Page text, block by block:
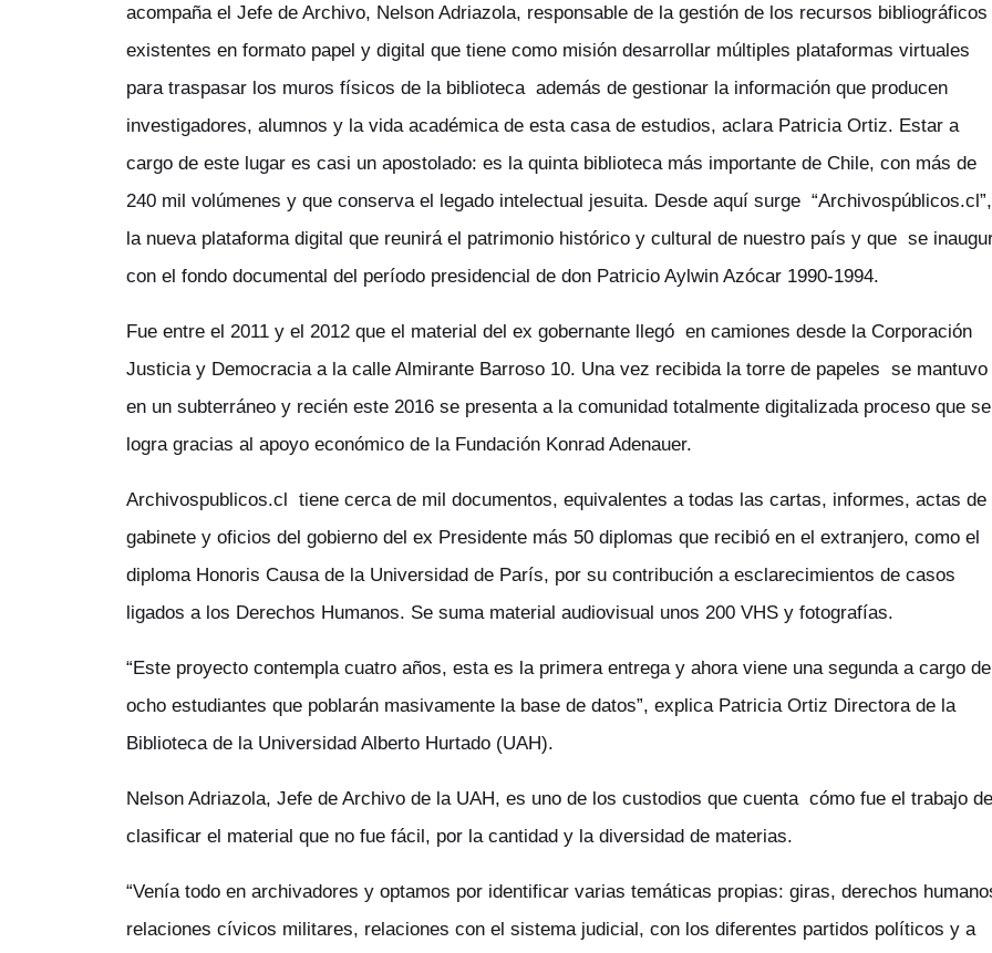
acompaña el Jefe de Archivo, Nelson Adriazola, responsable de la gestión de los recursos bibliográficos
existentes en formato papel y digital que tiene como misión desarrollar múltiples plataformas virtuales
para traspasar los muros físicos de la biblioteca además de gestionar la información que producen
investigadores, alumnos y la vida académica de esta casa de estudios, aclara Patricia Ortiz. Estar a
cargo de este lugar es casi un apostolado: es la quinta biblioteca más importante de Chile, con más de
240 mil volúmenes y que conserva el legado intelectual jesuita. Desde aquí surge “Archivospúblicos.cl”,
la nueva plataforma digital que reunirá el patrimonio histórico y cultural de nuestro país y que se
con el fondo documental del período presidencial de don Patricio Aylwin Azócar 1990-1994.
Fue entre el 2011 y el 2012 que el material del ex gobernante llegó en camiones desde la Corporación
Justicia y Democracia a la calle Almirante Barroso 10. Una vez recibida la torre de papeles se mantuvo
en un subterráneo y recién este 2016 se presenta a la comunidad totalmente digitalizada proceso que se
logra gracias al apoyo económico de la Fundación Konrad Adenauer.
Archivospublicos.cl tiene cerca de mil documentos, equivalentes a todas las cartas, informes, actas de
gabinete y oficios del gobierno del ex Presidente más 50 diplomas que recibió en el extranjero, como el
diploma Honoris Causa de la Universidad de París, por su contribución a esclarecimientos de casos
ligados a los Derechos Humanos. Se suma material audiovisual unos 200 VHS y fotografías.
“Este proyecto contempla cuatro años, esta es la primera entrega y ahora viene una segunda a cargo de
ocho estudiantes que poblarán masivamente la base de datos”, explica Patricia Ortiz Directora de la
Biblioteca de la Universidad Alberto Hurtado (UAH).
Nelson Adriazola, Jefe de Archivo de la UAH, es uno de los custodios que cuenta cómo fue el trabajo de
clasificar el material que no fue fácil, por la cantidad y la diversidad de materias.
“Venía todo en archivadores y optamos por identificar varias temáticas propias: giras, derechos
relaciones cívicos militares, relaciones con el sistema judicial, con los diferentes partidos políticos y a